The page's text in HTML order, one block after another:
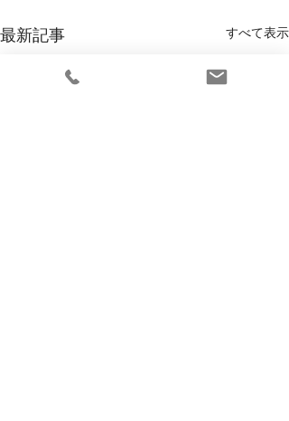
最新記事 すべて表示